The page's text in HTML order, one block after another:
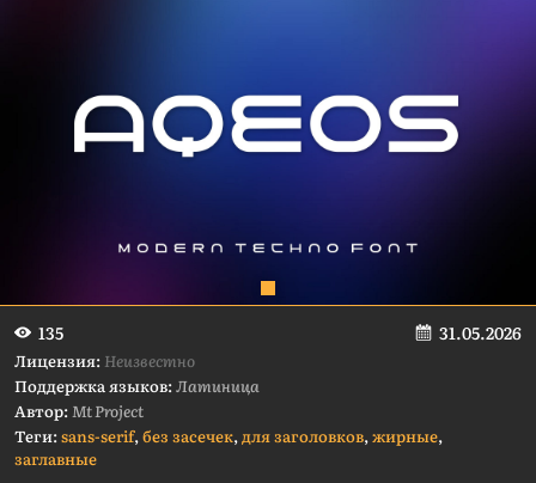
135 31.05.2026
Лицензия: Неизвестно
Поддержка языков:Латиница
Автор: Mt Project
Теги:sans-serif, без засечек, для заголовков, жирные,
заглавные